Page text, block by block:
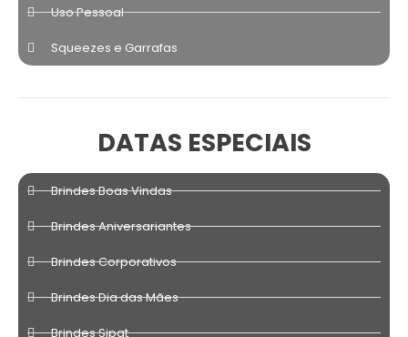
Uso Pessoal
Squeezes e Garrafas
DATAS ESPECIAIS
Brindes Boas Vindas
Brindes Aniversariantes
Brindes Corporativos
Brindes Dia das Mães
Brindes Sipat